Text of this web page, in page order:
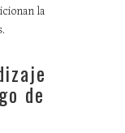
la
de